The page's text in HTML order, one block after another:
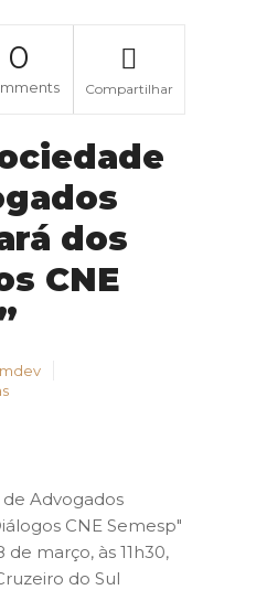
0
Compartilhar
dos
CNE
Advogados
CNE Semesp"
março, às 11h30,
do Sul